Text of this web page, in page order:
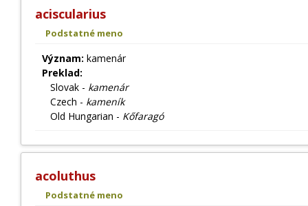
aciscularius
Podstatné meno
Význam: kamenár
Preklad:
Slovak - kamenár
Czech - kameník
Old Hungarian - Kőfaragó
acoluthus
Podstatné meno